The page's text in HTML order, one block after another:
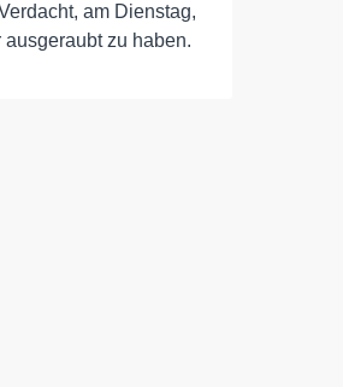
am Dienstag,
zu haben.